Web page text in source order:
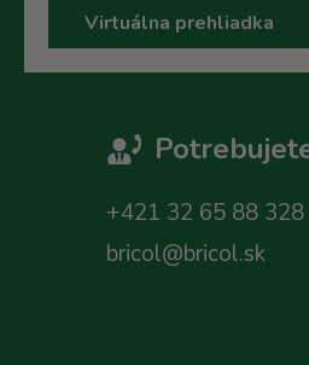
Virtuálna prehliadka
+421 32 65 88 328
bricol@bricol.sk